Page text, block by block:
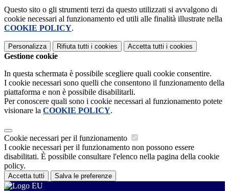
Questo sito o gli strumenti terzi da questo utilizzati si avvalgono di
cookie necessari al funzionamento ed utili alle finalità illustrate nella
COOKIE POLICY.
Personalizza Rifiuta tutti i cookies Accetta tutti i cookies
Gestione cookie
In questa schermata è possibile scegliere quali cookie consentire.
I cookie necessari sono quelli che consentono il funzionamento della
piattaforma e non è possibile disabilitarli.
Per conoscere quali sono i cookie necessari al funzionamento potete
visionare la COOKIE POLICY.
Cookie necessari per il funzionamento
I cookie necessari per il funzionamento non possono essere
disabilitati. È possibile consultare l'elenco nella pagina della cookie
policy.
Accetta tutti Salva le preferenze